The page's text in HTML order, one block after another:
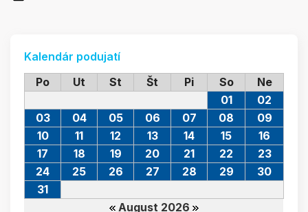
Kalendár podujatí
Po
Ut St Št Pi So Ne
August 2026
01
02
03
04 05 06 07 08
09
10
11 12 13 14 15
16
17
18 19 20 21 22
23
24
25 26 27 28 29
30
31